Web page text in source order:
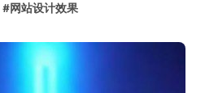
#网站设计效果